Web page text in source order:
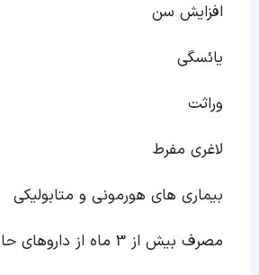
افزایش سن
یائسگی
وراثت
لاغری مفرط
بیماری های هورمونی و متابولیکی
مصرف بیش از 3 ماه از داروهای حاوی کورتون